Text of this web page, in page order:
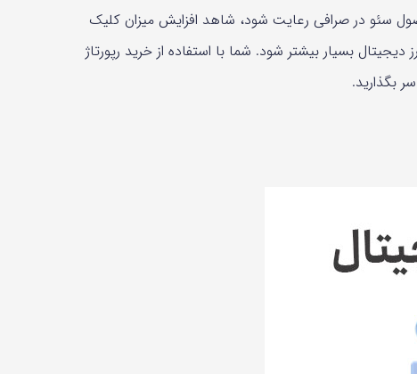
سئو در صرافی رعایت شود، شاهد افزایش میزان کلیک
بسیار بیشتر شود. شما با استفاده از خرید رپورتاژ
بگذارید.